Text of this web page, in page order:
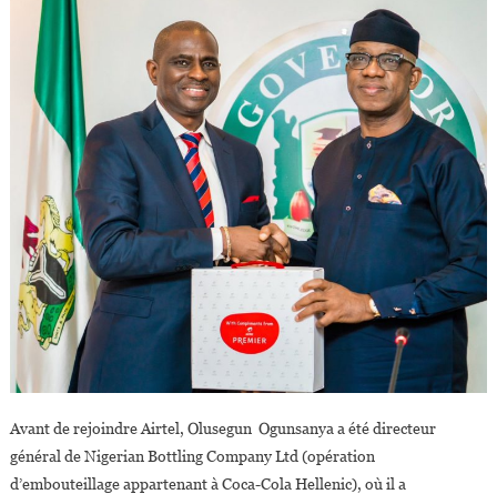
Avant de rejoindre Airtel, Olusegun Ogunsanya a été directeur
général de Nigerian Bottling Company Ltd (opération
d’embouteillage appartenant à Coca-Cola Hellenic), où il a